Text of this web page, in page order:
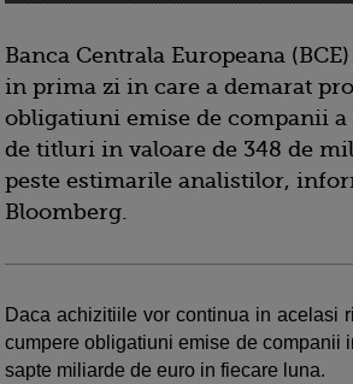
Banca Centrala Europeana
in prima zi in care a demarat
obligatiuni emise de companii a
de titluri in valoare de 348 de
peste estimarile analistilor,
Bloomberg.
Daca achizitiile vor continua in acelasi
cumpere obligatiuni emise de companii
sapte miliarde de euro in fiecare luna.